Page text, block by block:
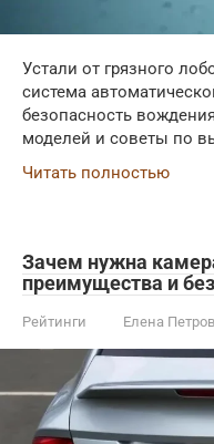
Устали от грязного
система
безопасность
моделей и советы по
Читать полностью
Зачем нужна
преимущества и
Рейтинги Елена